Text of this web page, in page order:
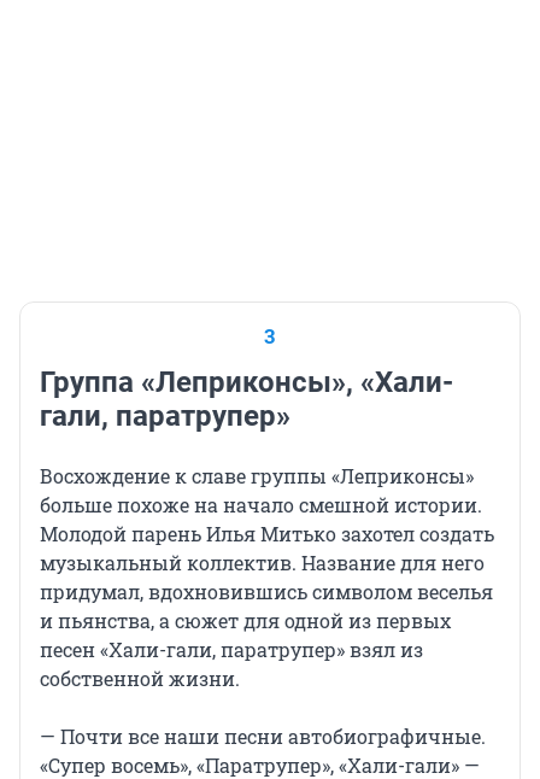
3
Группа «Леприконсы», «Хали-
гали, паратрупер»
Восхождение к славе группы «Леприконсы»
больше похоже на начало смешной истории.
Молодой парень Илья Митько захотел создать
музыкальный коллектив. Название для него
придумал, вдохновившись символом веселья
и пьянства, а сюжет для одной из первых
песен «Хали-гали, паратрупер» взял из
собственной жизни.
— Почти все наши песни автобиографичные.
«Супер восемь», «Паратрупер», «Хали-гали» —